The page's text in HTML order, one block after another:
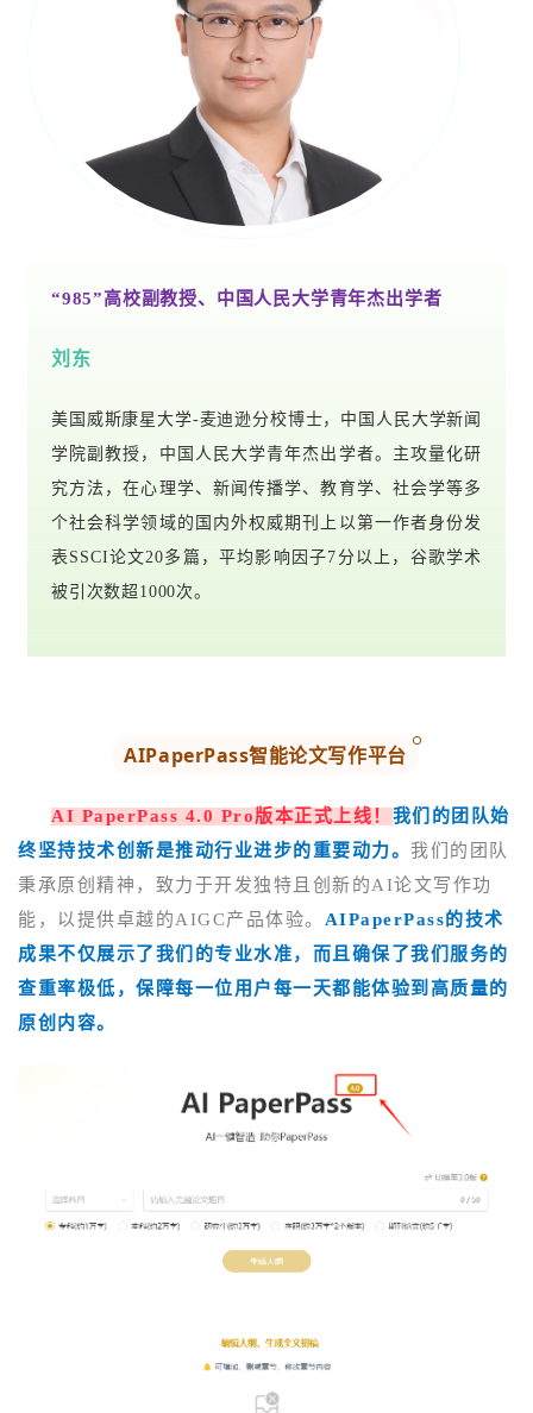
“985”高校副教授、中国人民大学青年杰出学者
刘东
美国威斯康星大学-麦迪逊分校博士，中国人民大学新闻
学院副教授，中国人民大学青年杰出学者。主攻量化研
究方法，在心理学、新闻传播学、教育学、社会学等多
个社会科学领域的国内外权威期刊上以第一作者身份发
表SSCI论文20多篇，平均影响因子7分以上，谷歌学术
被引次数超1000次。
AIPaperPass智能论文写作平台
AI PaperPass 4.0 Pro版本正式上线！ 我们的团队始
终坚持技术创新是推动行业进步的重要动力。 我们的团队
秉承原创精神，致力于开发独特且创新的AI论文写作功
能，以提供卓越的AIGC产品体验。 AIPaperPass的技术
成果不仅展示了我们的专业水准，而且确保了我们服务的
查重率极低，保障每一位用户每一天都能体验到高质量的
原创内容。